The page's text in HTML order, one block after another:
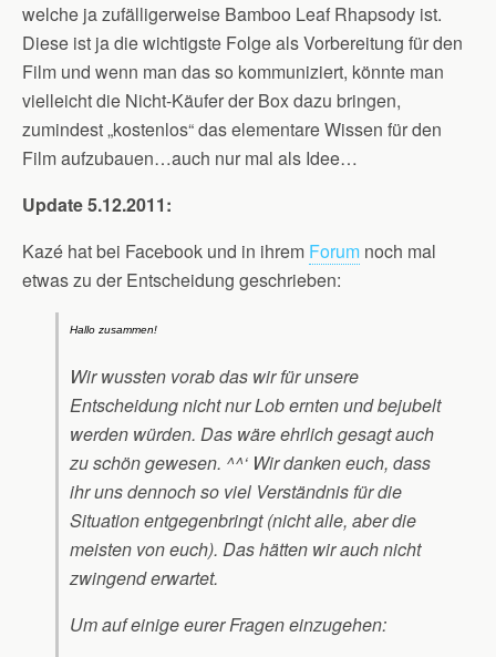
welche ja zufälligerweise Bamboo Leaf Rhapsody ist.
Diese ist ja die wichtigste Folge als Vorbereitung für den
Film und wenn man das so kommuniziert, könnte man
vielleicht die Nicht-Käufer der Box dazu bringen,
zumindest „kostenlos“ das elementare Wissen für den
Film aufzubauen…auch nur mal als Idee…
Update 5.12.2011:
Kazé hat bei Facebook und in ihrem Forum noch mal
etwas zu der Entscheidung geschrieben:
Hallo zusammen!
Wir wussten vorab das wir für unsere
Entscheidung nicht nur Lob ernten und bejubelt
werden würden. Das wäre ehrlich gesagt auch
zu schön gewesen. ^^‘ Wir danken euch, dass
ihr uns dennoch so viel Verständnis für die
Situation entgegenbringt (nicht alle, aber die
meisten von euch). Das hätten wir auch nicht
zwingend erwartet.
Um auf einige eurer Fragen einzugehen: